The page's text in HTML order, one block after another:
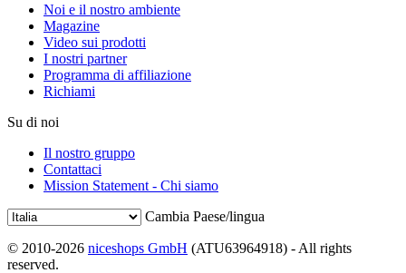
Noi e il nostro ambiente
Magazine
Video sui prodotti
I nostri partner
Programma di affiliazione
Richiami
Su di noi
Il nostro gruppo
Contattaci
Mission Statement - Chi siamo
Cambia Paese/lingua
© 2010-2026 niceshops GmbH (ATU63964918) - All rights
reserved.